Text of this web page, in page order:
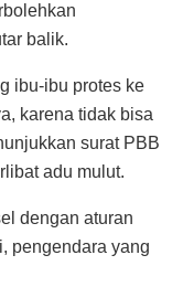
balik.
ibu-ibu protes ke
karena tidak bisa
surat PBB
adu mulut.
dengan aturan
pengendara yang